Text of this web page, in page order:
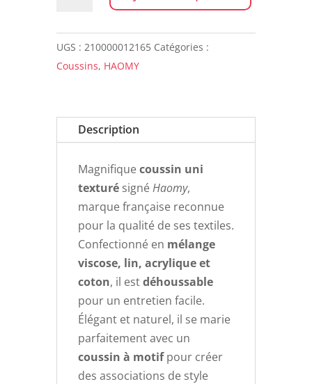
CALIFORNIA
UGS : 210000012165 Catégories :
Coussins, HAOMY
Description
Magnifiquecoussin uni
texturésignéHaomy,
marque française reconnue
pour la qualité de ses textiles.
Confectionné en mélange
viscose, lin, acrylique et
coton, il estdéhoussable
pour un entretien facile.
Élégant et naturel, il se marie
parfaitement avec un
coussin à motifpour créer
des associations de style